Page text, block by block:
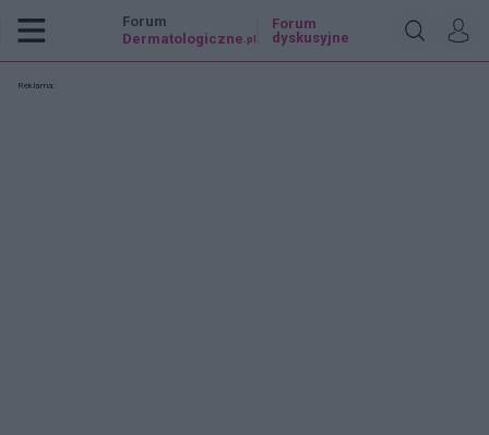
Forum
Dermatologiczne .pl
Forum
dyskusyjne
Reklama: